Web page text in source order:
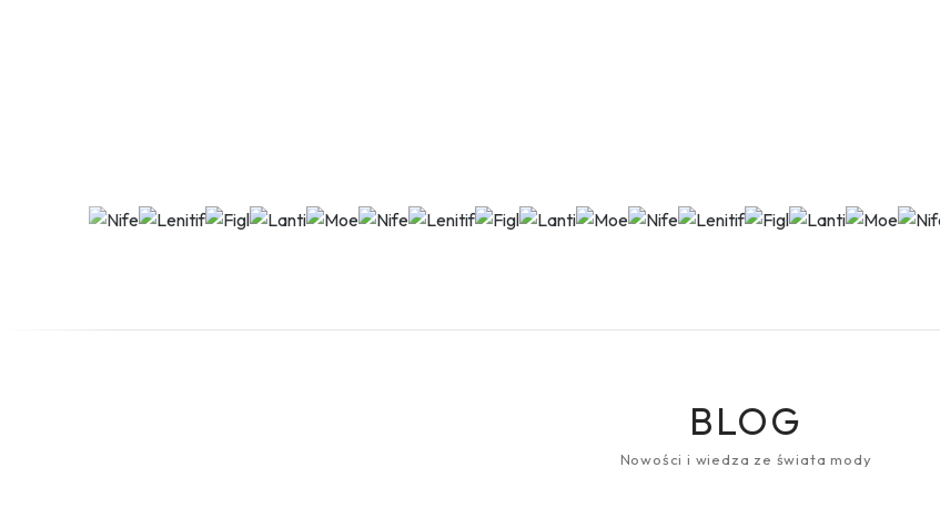
BLOG
Nowości i wiedza ze świata mody